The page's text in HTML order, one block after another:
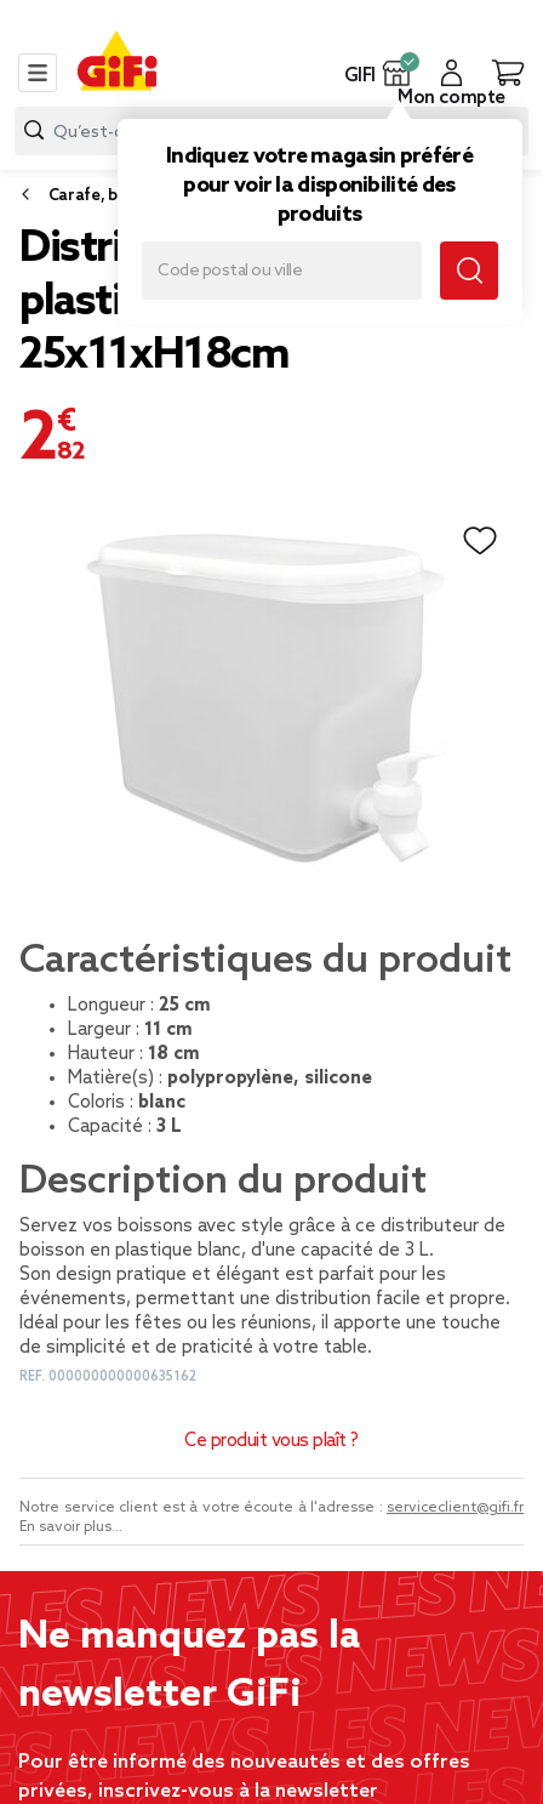
GIFI
Indiquez votre magasin préféré
pour voir la disponibilité des
produits
Mon compte
Carafe, bouteille et distributeur boisson
Distributeur de boisson 3L
plastique blanc
25x11xH18cm
2,82 €
Caractéristiques du produit
Longueur : 25 cm
Largeur : 11 cm
Hauteur : 18 cm
Matière(s) : polypropylène, silicone
Coloris : blanc
Capacité : 3 L
Description du produit
Servez vos boissons avec style grâce à ce distributeur de
boisson en plastique blanc, d'une capacité de 3 L.
Son design pratique et élégant est parfait pour les
événements, permettant une distribution facile et propre.
Idéal pour les fêtes ou les réunions, il apporte une touche
de simplicité et de praticité à votre table.
REF. 000000000000635162
Ce produit vous plaît ?
Notre service client est à votre écoute à l'adresse : serviceclient@gifi.fr
En savoir plus...
Ne manquez pas la
newsletter GiFi
Pour être informé des nouveautés et des offres
privées, inscrivez-vous à la newsletter